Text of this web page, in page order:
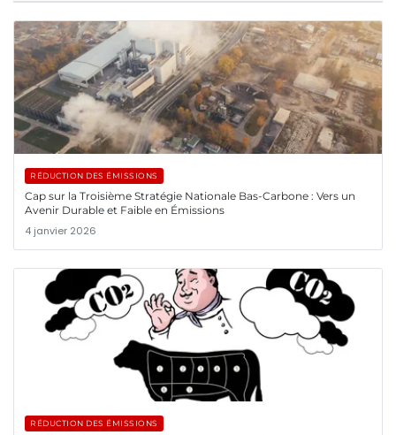
RÉDUCTION DES ÉMISSIONS
Cap sur la Troisième Stratégie Nationale Bas-Carbone : Vers un
Avenir Durable et Faible en Émissions
4 janvier 2026
RÉDUCTION DES ÉMISSIONS